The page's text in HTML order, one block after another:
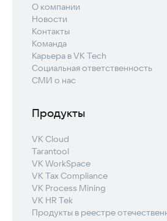
О компании
Новости
Контакты
Команда
Карьера в VK Tech
Социальная ответственность
СМИ о нас
Продукты
VK Cloud
Tarantool
VK WorkSpace
VK Tax Compliance
VK Process Mining
VK HR Tek
Продукты в реестре